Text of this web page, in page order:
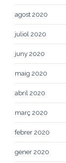
agost 2020
juliol 2020
juny 2020
maig 2020
abril 2020
març 2020
febrer 2020
gener 2020